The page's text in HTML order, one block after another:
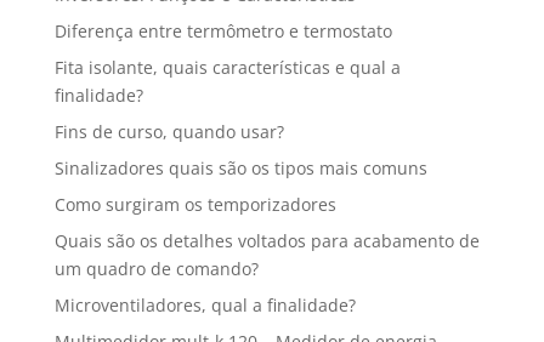
Diferença entre termômetro e termostato
Fita isolante, quais características e qual a
finalidade?
Fins de curso, quando usar?
Sinalizadores quais são os tipos mais comuns
Como surgiram os temporizadores
Quais são os detalhes voltados para acabamento de
um quadro de comando?
Microventiladores, qual a finalidade?